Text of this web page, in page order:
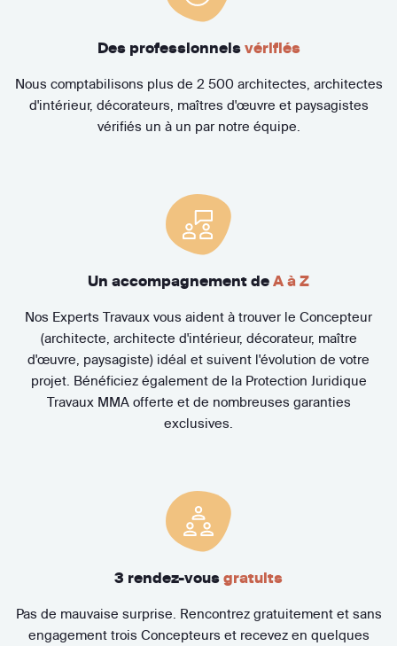
Des professionnels vérifiés
Nous comptabilisons plus de 2 500 architectes, architectes
d'intérieur, décorateurs, maîtres d'œuvre et paysagistes
vérifiés un à un par notre équipe.
Un accompagnement de A à Z
Nos Experts Travaux vous aident à trouver le Concepteur
(architecte, architecte d'intérieur, décorateur, maître
d'œuvre, paysagiste) idéal et suivent l'évolution de votre
projet. Bénéficiez également de la Protection Juridique
Travaux MMA offerte et de nombreuses garanties
exclusives.
3 rendez-vous gratuits
Pas de mauvaise surprise. Rencontrez gratuitement et sans
engagement trois Concepteurs et recevez en quelques